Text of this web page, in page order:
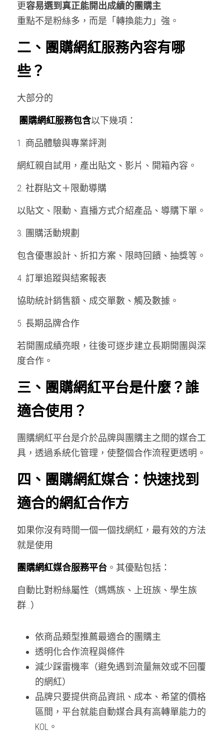
更容易選到真正能開出成績的團購主
重點不是粉絲多，而是「轉換能力」強。
二、團購網紅服務內容有哪
些？
大部分的
團購網紅服務包含以下幾項：
1. 商品體驗與專業評測
網紅親自試用，產出貼文、影片、開箱內容。
2. 社群貼文＋限動導購
以貼文、限動、直播方式介紹產品、導購下單。
3. 團購活動規劃
包含優惠設計、折扣方案、限時回饋、抽獎等。
4. 訂單追蹤與結案報表
協助統計銷售額、成交單數、觸及數據。
5. 長期品牌合作
若開團成績亮眼，往後可逐步建立長期開團與深
度合作。
三、團購網紅平台是什麼？誰
適合使用？
團購網紅平台是介於品牌與團購主之間的媒合工
具，透過系統化管理，使整個合作流程更透明。
四、團購網紅媒合：快速找到
適合的網紅合作方
如果你沒有時間一個一個找網紅，最有效的方法
就是使用
團購網紅媒合服務平台 。其優點包括：
自動比對粉絲屬性（媽媽族、上班族、學生族
群…）
依商品類型推薦最適合的團購主
透明化合作流程與條件
減少踩雷機率（避免遇到流量無效或不回覆
的網紅）
品牌只要提供商品資訊、成本、希望的價格
區間，平台就能自動媒合具有高轉單能力的
KOL。